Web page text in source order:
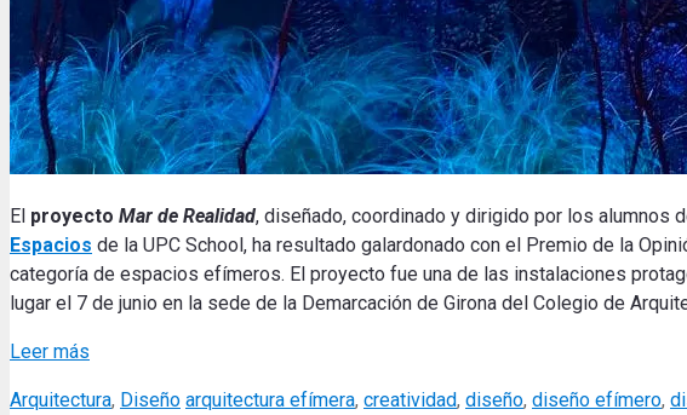
El proyecto Mar de Realidad, diseñado, coordinado y dirigido por los alumnos
Espacios de la UPC School, ha resultado galardonado con el Premio de la
categoría de espacios efímeros. El proyecto fue una de las instalaciones
lugar el 7 de junio en la sede de la Demarcación de Girona del Colegio de
Leer más
Categories
Arquitectura, Diseño Tags
arquitectura efímera, creatividad, diseño, diseño efímero,